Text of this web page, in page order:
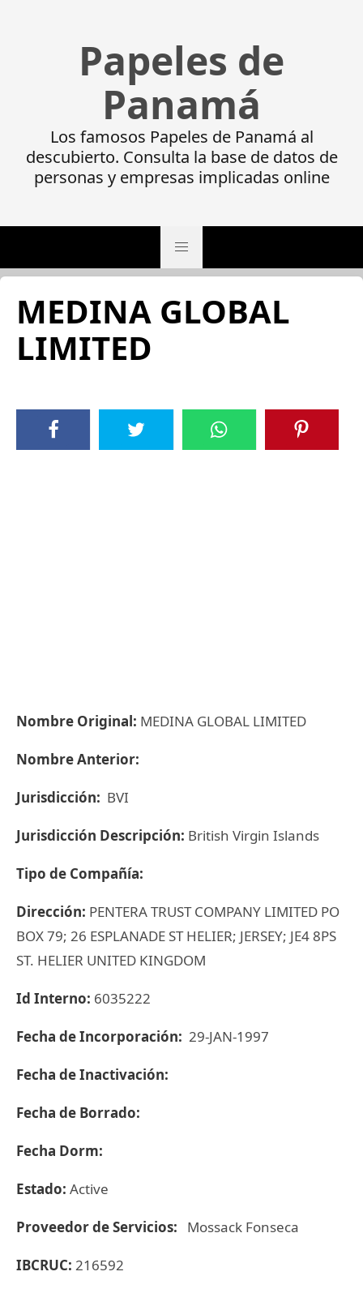
Papeles de
Panamá
Los famosos Papeles de Panamá al
descubierto. Consulta la base de datos de
personas y empresas implicadas online
MEDINA GLOBAL
LIMITED
Nombre Original: MEDINA GLOBAL LIMITED
Nombre Anterior:
Jurisdicción: BVI
Jurisdicción Descripción: British Virgin Islands
Tipo de Compañía:
Dirección: PENTERA TRUST COMPANY LIMITED PO
BOX 79; 26 ESPLANADE ST HELIER; JERSEY; JE4 8PS
ST. HELIER UNITED KINGDOM
Id Interno: 6035222
Fecha de Incorporación: 29-JAN-1997
Fecha de Inactivación:
Fecha de Borrado:
Fecha Dorm:
Estado: Active
Proveedor de Servicios: Mossack Fonseca
IBCRUC: 216592